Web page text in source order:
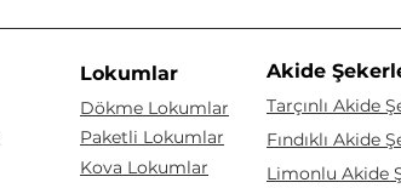
Lokumlar
Dökme Lokumlar
Paketli Lokumlar
Kova Lokumlar
Akide
Tarçınlı Akide
Fındıklı Akide
Limonlu Akide